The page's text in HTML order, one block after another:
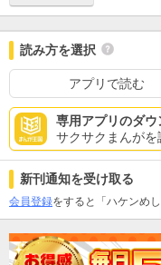
読み方を選択
アプリで読む
専用アプリのダウ
サクサクまんがを
新刊通知を受け取る
会員登録をすると「ハケンめ